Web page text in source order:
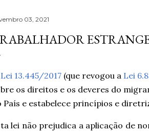
03, 2021
Lei 13.445/2017 (que revogou a Lei
os direitos e os deveres do
País e estabelece princípios e
lei não prejudica a aplicação de